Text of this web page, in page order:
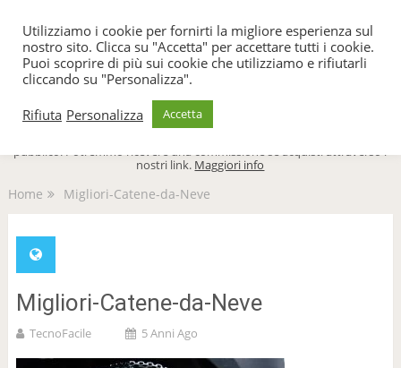
TecnoFacile
Menu
pubblico. Potremmo ricevere una commissione se acquisti attraverso i
nostri link. Maggiori info
Home Migliori-Catene-da-Neve
Migliori-Catene-da-Neve
TecnoFacile 5 Anni Ago
Utilizziamo i cookie per fornirti la migliore esperienza sul
nostro sito. Clicca su "Accetta" per accettare tutti i cookie.
Puoi scoprire di più sui cookie che utilizziamo e rifiutarli
cliccando su "Personalizza".
Rifiuta Personalizza Accetta